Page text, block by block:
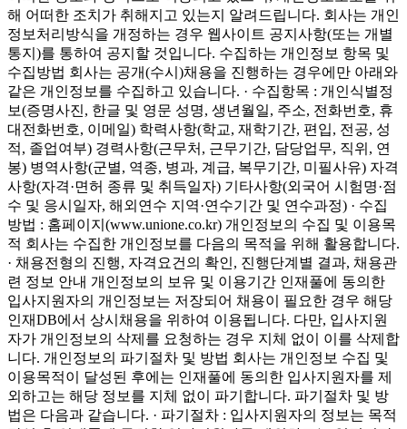
해 어떠한 조치가 취해지고 있는지 알려드립니다. 회사는 개인
정보처리방식을 개정하는 경우 웹사이트 공지사항(또는 개별
통지)를 통하여 공지할 것입니다. 수집하는 개인정보 항목 및
수집방법 회사는 공개(수시)채용을 진행하는 경우에만 아래와
같은 개인정보를 수집하고 있습니다. · 수집항목 : 개인식별정
보(증명사진, 한글 및 영문 성명, 생년월일, 주소, 전화번호, 휴
대전화번호, 이메일) 학력사항(학교, 재학기간, 편입, 전공, 성
적, 졸업여부) 경력사항(근무처, 근무기간, 담당업무, 직위, 연
봉) 병역사항(군별, 역종, 병과, 계급, 복무기간, 미필사유) 자격
사항(자격·면허 종류 및 취득일자) 기타사항(외국어 시험명·점
수 및 응시일자, 해외연수 지역·연수기간 및 연수과정) · 수집
방법 : 홈페이지(www.unione.co.kr) 개인정보의 수집 및 이용목
적 회사는 수집한 개인정보를 다음의 목적을 위해 활용합니다.
· 채용전형의 진행, 자격요건의 확인, 진행단계별 결과, 채용관
련 정보 안내 개인정보의 보유 및 이용기간 인재풀에 동의한
입사지원자의 개인정보는 저장되어 채용이 필요한 경우 해당
인재DB에서 상시채용을 위하여 이용됩니다. 다만, 입사지원
자가 개인정보의 삭제를 요청하는 경우 지체 없이 이를 삭제합
니다. 개인정보의 파기절차 및 방법 회사는 개인정보 수집 및
이용목적이 달성된 후에는 인재풀에 동의한 입사지원자를 제
외하고는 해당 정보를 지체 없이 파기합니다. 파기절차 및 방
법은 다음과 같습니다. · 파기절차 : 입사지원자의 정보는 목적